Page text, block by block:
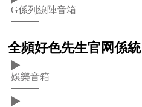
G係列線陣音箱
全頻好色先生官网係統
娛樂音箱